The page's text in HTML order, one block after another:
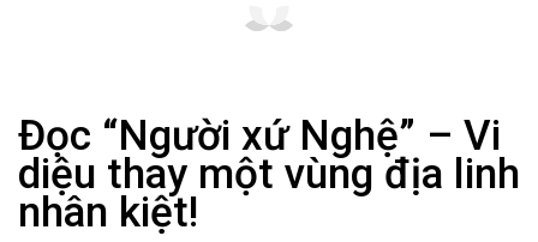
Đọc “Người xứ Nghệ” – Vi
diệu thay một vùng địa linh
nhân kiệt!